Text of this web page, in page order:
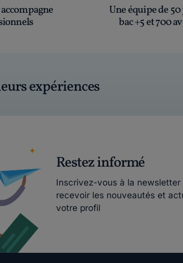
Une équipe de
bac +5 et 700
expériences
Restez informé
Inscrivez-vous à la newsletter
recevoir les nouveautés et
votre profil